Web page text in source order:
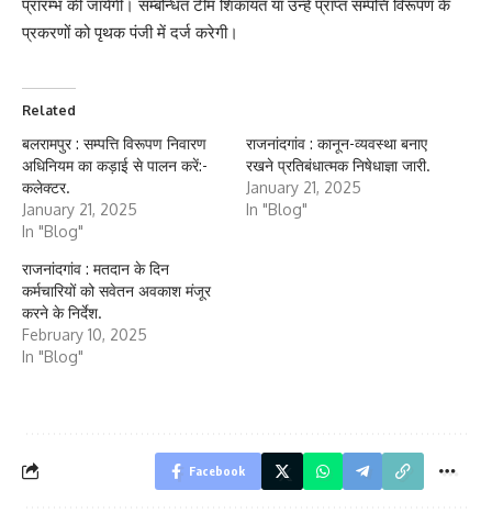
प्रारम्भ की जायेगी। सम्बन्धित टीम शिकायत या उन्हें प्राप्त सम्पत्ति विरूपण के
प्रकरणों को पृथक पंजी में दर्ज करेगी।
Related
बलरामपुर : सम्पत्ति विरूपण निवारण
अधिनियम का कड़ाई से पालन करें:-
कलेक्टर.
January 21, 2025
In "Blog"
राजनांदगांव : कानून-व्यवस्था बनाए
रखने प्रतिबंधात्मक निषेधाज्ञा जारी.
January 21, 2025
In "Blog"
राजनांदगांव : मतदान के दिन
कर्मचारियों को सवेतन अवकाश मंजूर
करने के निर्देश.
February 10, 2025
In "Blog"
Facebook